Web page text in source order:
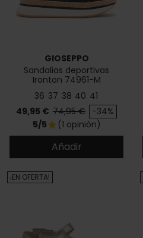
GIOSEPPO
Sandalias deportivas
Ironton 74961-M
36 37 38 40 41
Precio
49,95 € Precio base
74,95 € -34%
5/5star (1 opinión)
Añadir
¡EN OFERTA!